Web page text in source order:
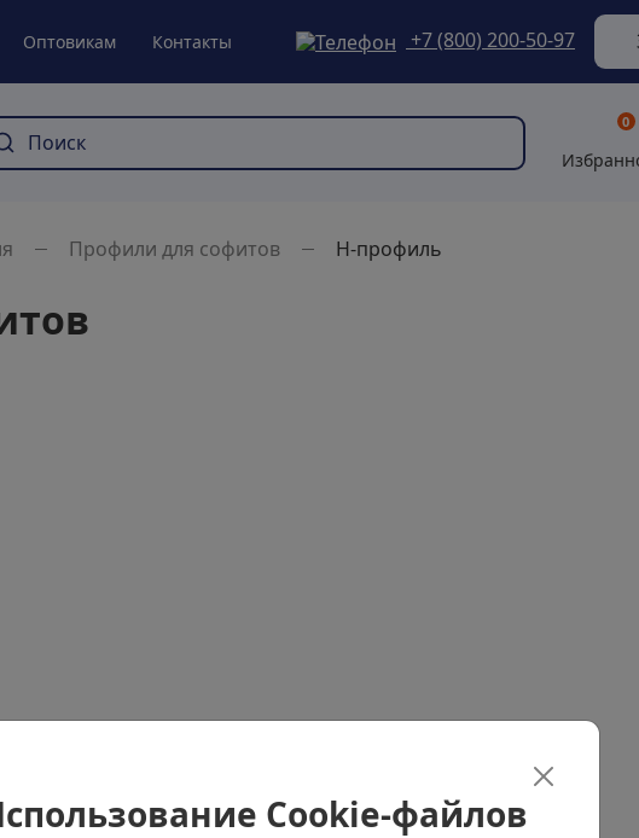
Оптовикам Контакты +7 (800) 200-50-97
0
Профили для софитов H-профиль
Cookie-файлов